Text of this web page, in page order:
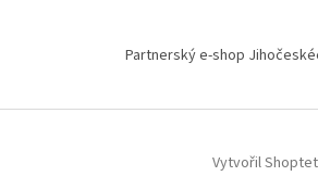
Partnerský e-shop
Vytvořil Shoptet